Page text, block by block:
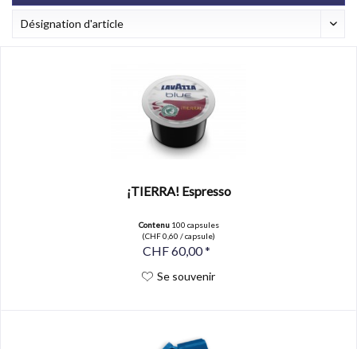
¡TIERRA! Espresso
Contenu 100 capsules
(CHF 0,60 / capsule)
CHF 60,00 *
Se souvenir